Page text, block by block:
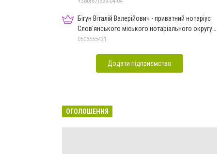
Бігун Віталій Валерійович - приватний нотаріус
Слов'янського міського нотаріального округу
Дон.обл.
0506555431
Додати підприємство
ОГОЛОШЕННЯ